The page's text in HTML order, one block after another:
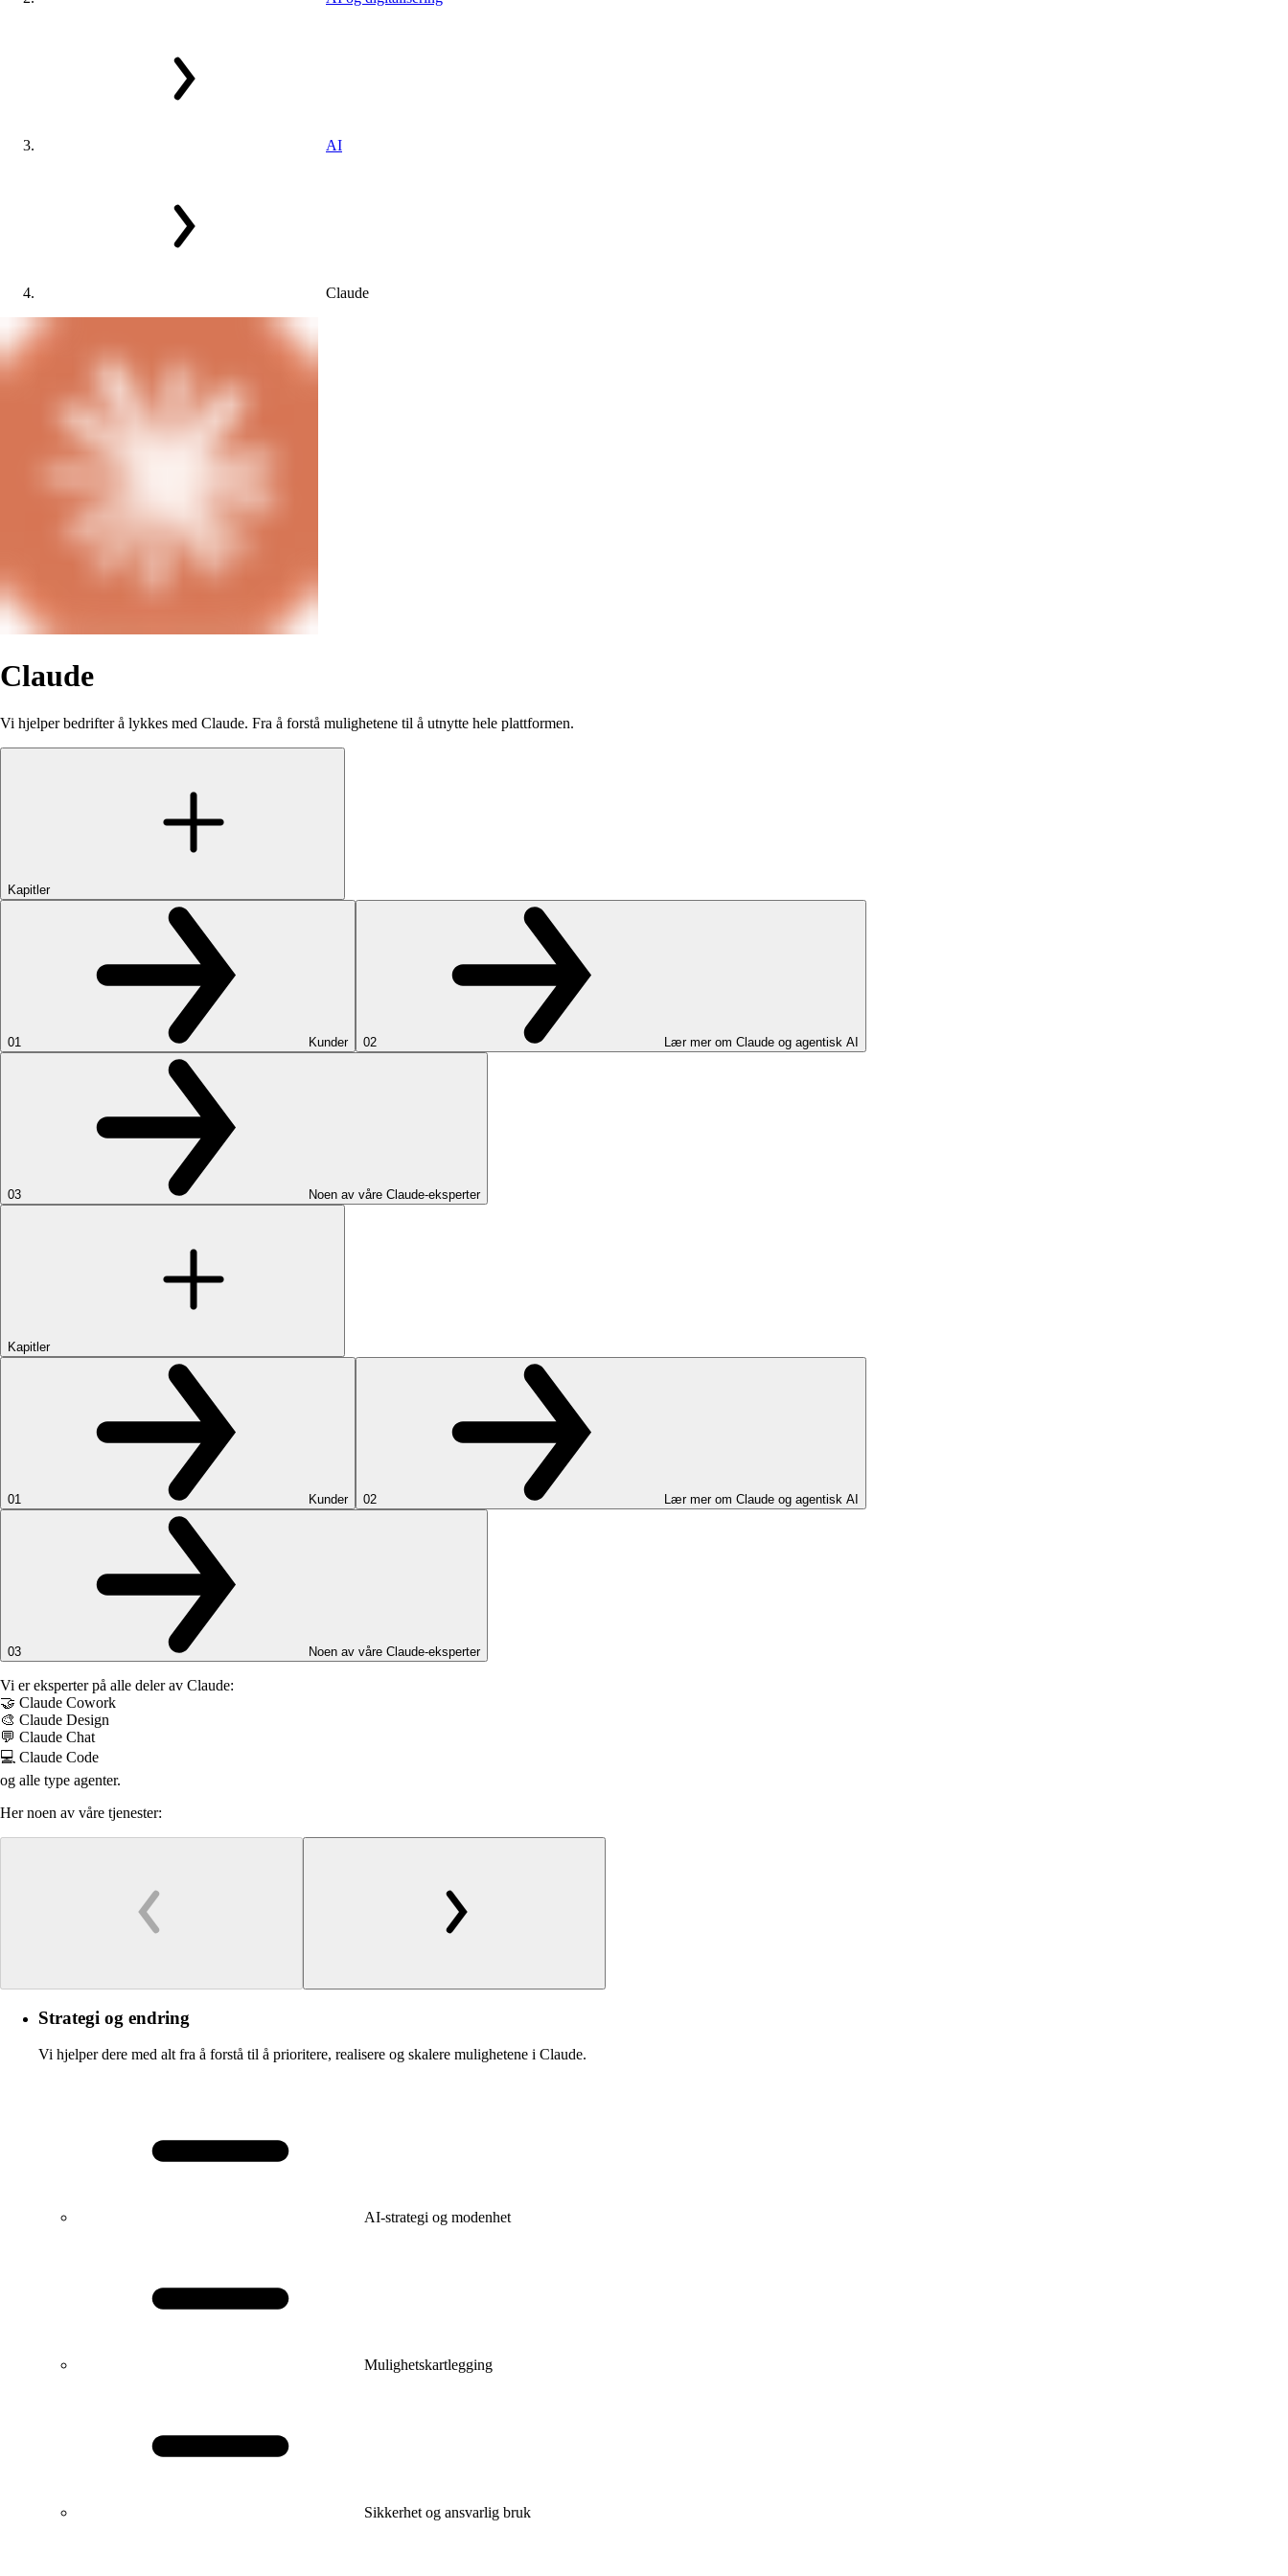
AI
Claude
Claude
Vi hjelper bedrifter å lykkes med Claude. Fra å forstå mulighetene til å utnytte hele plattformen.
Kapitler
01 Kunder 02 Lær mer om Claude og agentisk AI
03 Noen av våre Claude-eksperter
Kapitler
01 Kunder 02 Lær mer om Claude og agentisk AI
03 Noen av våre Claude-eksperter
Vi er eksperter på alle deler av Claude:
🤝 Claude Cowork
🎨 Claude Design
💬 Claude Chat
💻 Claude Code
og alle type agenter.
Her noen av våre tjenester:
Strategi og endring
Vi hjelper dere med alt fra å forstå til å prioritere, realisere og skalere mulighetene i Claude.
AI-strategi og modenhet
Mulighetskartlegging
Sikkerhet og ansvarlig bruk